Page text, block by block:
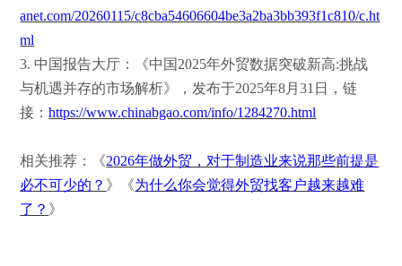
anet.com/20260115/c8cba54606604be3a2ba3bb393f1c810/c.ht
ml
3. 中国报告大厅：《中国2025年外贸数据突破新高:挑战
与机遇并存的市场解析》，发布于2025年8月31日，链
接：https://www.chinabgao.com/info/1284270.html
相关推荐：《2026年做外贸，对于制造业来说那些前提是
必不可少的？ 》《为什么你会觉得外贸找客户越来越难
了？ 》